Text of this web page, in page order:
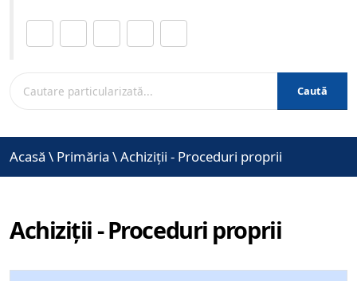
Caută
Acasă \ Primăria \Achiziții - Proceduri proprii
Achiziții - Proceduri proprii